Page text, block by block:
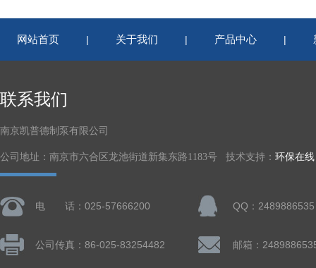
网站首页 | 关于我们 | 产品中心 |
联系我们
南京凯普德制泵有限公司
公司地址：南京市六合区龙池街道新集东路1183号 技术支持： 环保在线
电 话：025-57666200 QQ：2489886535
公司传真：86-025-83254482 邮箱：